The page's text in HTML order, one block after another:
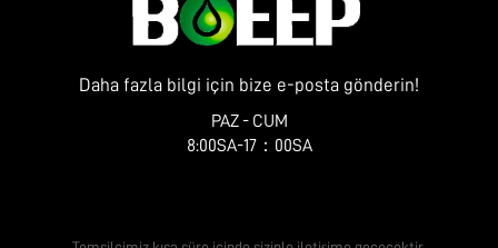
Daha fazla bilgi için bize e-posta gönderin!
PAZ - CUM
8:00SA-17：00SA